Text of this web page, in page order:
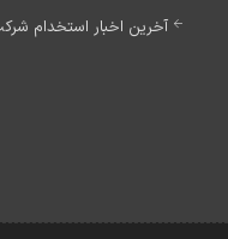
آخرین اخبار استخدام شرکت